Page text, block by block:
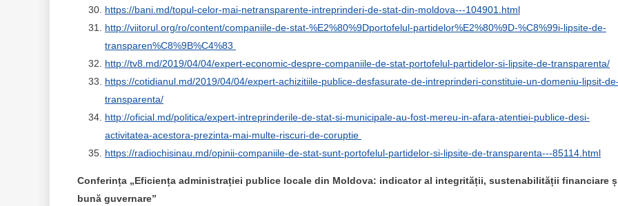
https://bani.md/topul-celor-mai-netransparente-intreprinderi-de-stat-din-moldova---104901.html
http://viitorul.org/ro/content/companiile-de-stat-%E2%80%9Dportofelul-partidelor%E2%80%9D-%C8%99i-lipsite-de-
transparen%C8%9B%C4%83
http://tv8.md/2019/04/04/expert-economic-despre-companiile-de-stat-portofelul-partidelor-si-lipsite-de-transparenta/
https://cotidianul.md/2019/04/04/expert-achizitiile-publice-desfasurate-de-intreprinderi-constituie-un-domeniu-lipsit-
transparenta/
http://oficial.md/politica/expert-intreprinderile-de-stat-si-municipale-au-fost-mereu-in-afara-atentiei-publice-desi-
activitatea-acestora-prezinta-mai-multe-riscuri-de-coruptie
https://radiochisinau.md/opinii-companiile-de-stat-sunt-portofelul-partidelor-si-lipsite-de-transparenta---85114.html
Conferința „Eficiența administrației publice locale din Moldova: indicator al integrității, sustenabilității financiare
bună guvernare”